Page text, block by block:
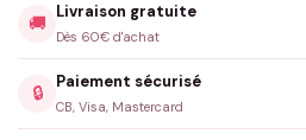
🚚
Livraison gratuite
Dès 60€ d'achat
🔒
Paiement sécurisé
CB, Visa, Mastercard